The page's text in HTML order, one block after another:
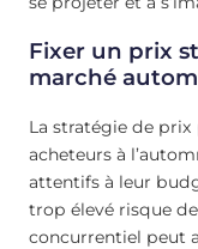
Fixer un prix
marché
La stratégie de
acheteurs à
attentifs à leur
trop élevé risque
concurrentiel peut